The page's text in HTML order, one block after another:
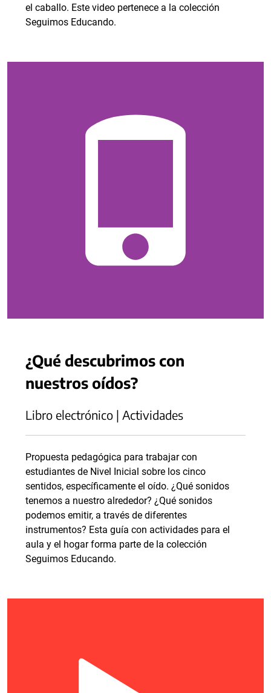
el caballo. Este video pertenece a la colección
Seguimos Educando.
¿Qué descubrimos con
nuestros oídos?
Libro electrónico | Actividades
Propuesta pedagógica para trabajar con
estudiantes de Nivel Inicial sobre los cinco
sentidos, específicamente el oído. ¿Qué sonidos
tenemos a nuestro alrededor? ¿Qué sonidos
podemos emitir, a través de diferentes
instrumentos? Esta guía con actividades para el
aula y el hogar forma parte de la colección
Seguimos Educando.